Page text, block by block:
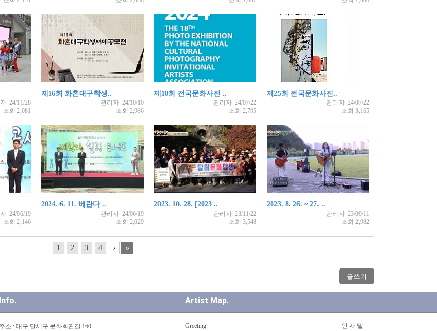
24/11/28
조회 2,081
제16회 화촌대구학생..
관리자 24/10/10
조회 2,986
제18회 전국문화사진 ..
관리자 24/07/22
조회 2,795
제25회 전국문화사진..
관리자 24/07/22
조회 3,165
24/06/19
조회 2,146
2024. 6. 11. 베란다 ..
관리자 24/06/19
조회 2,029
2023. 10. 28. [2023 ..
관리자 23/11/22
조회 3,548
2023. 8. 26. ~ 27. ..
관리자 23/09/11
조회 2,982
1 2 3 4 › »
Info. Artist Map.
주소 : 대구 달서구 문화회관길 160 Greeting 인 사 말